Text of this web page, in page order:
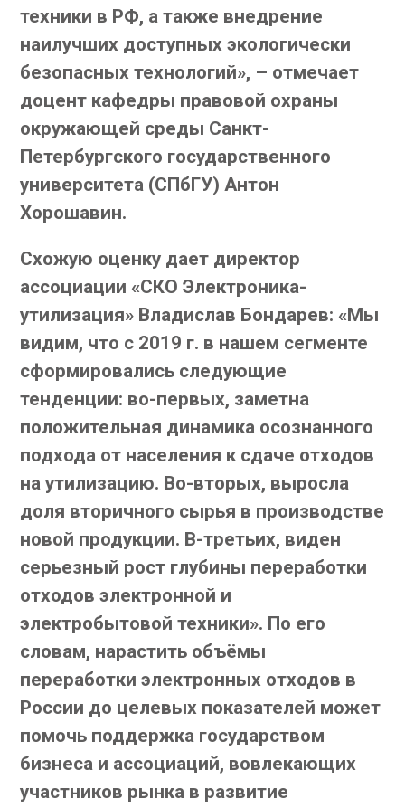
техники в РФ, а также внедрение
наилучших доступных экологически
безопасных технологий», – отмечает
доцент кафедры правовой охраны
окружающей среды Санкт-
Петербургского государственного
университета (СПбГУ) Антон
Хорошавин.
Схожую оценку дает директор
ассоциации «СКО Электроника-
утилизация» Владислав Бондарев: «Мы
видим, что с 2019 г. в нашем сегменте
сформировались следующие
тенденции: во-первых, заметна
положительная динамика осознанного
подхода от населения к сдаче отходов
на утилизацию. Во-вторых, выросла
доля вторичного сырья в производстве
новой продукции. В-третьих, виден
серьезный рост глубины переработки
отходов электронной и
электробытовой техники». По его
словам, нарастить объёмы
переработки электронных отходов в
России до целевых показателей может
помочь поддержка государством
бизнеса и ассоциаций, вовлекающих
участников рынка в развитие